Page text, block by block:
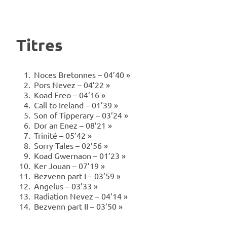
Titres
Noces Bretonnes – 04’40 »
Pors Nevez – 04’22 »
Koad Freo – 04’16 »
Call to Ireland – 01’39 »
Son of Tipperary – 03’24 »
Dor an Enez – 08’21 »
Trinité – 05’42 »
Sorry Tales – 02’56 »
Koad Gwernaon – 01’23 »
Ker Jouan – 07’19 »
Bezvenn part I – 03’59 »
Angelus – 03’33 »
Radiation Nevez – 04’14 »
Bezvenn part II – 03’50 »